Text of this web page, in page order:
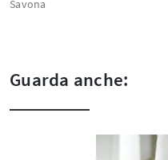
Savona
Guarda anche: